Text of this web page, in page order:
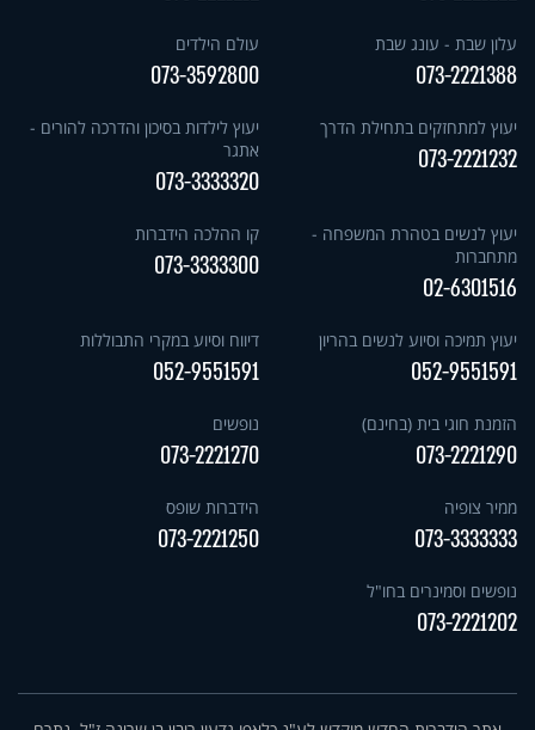
עלון שבת - עונג שבת
073-2221388
עולם הילדים
073-3592800
יעוץ למתחזקים בתחילת הדרך
073-2221232
יעוץ לילדות בסיכון והדרכה להורים -
אתגר
073-3333320
יעוץ לנשים בטהרת המשפחה -
מתחברות
02-6301516
קו ההלכה הידברות
073-3333300
יעוץ תמיכה וסיוע לנשים בהריון
052-9551591
דיווח וסיוע במקרי התבוללות
052-9551591
הזמנת חוגי בית (בחינם)
073-2221290
נופשים
073-2221270
ממיר צופיה
073-3333333
הידברות שופס
073-2221250
נופשים וסמינרים בחו"ל
073-2221202